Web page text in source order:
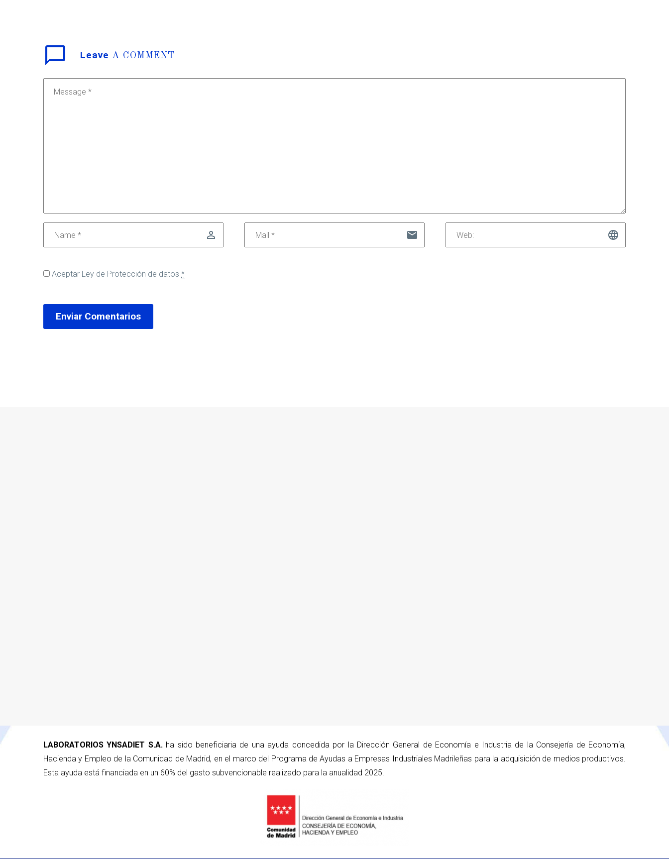
Leave A COMMENT
Aceptar Ley de Protección de datos *
Enviar Comentarios
LABORATORIOS YNSADIET S.A.ha sido beneficiaria de una ayuda concedida por la Dirección General de Economía e Industria de la Consejería de Economía,
Hacienda y Empleo de la Comunidad de Madrid, en el marco del Programa de Ayudas a Empresas Industriales Madrileñas para la adquisición de medios productivos.
Esta ayuda está financiada en un 60% del gasto subvencionable realizado para la anualidad 2025.